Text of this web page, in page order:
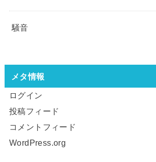
騒音
メタ情報
ログイン
投稿フィード
コメントフィード
WordPress.org